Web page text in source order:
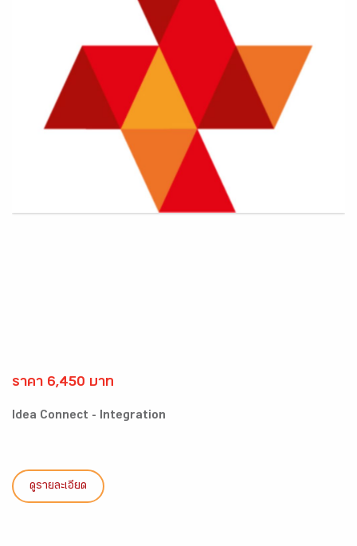
ราคา 6,450 บาท
Idea Connect - Integration
ดูรายละเอียด